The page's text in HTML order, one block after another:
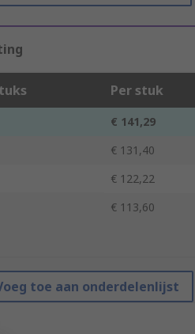
Per stuk
€ 141,29
€ 131,40
€ 122,22
€ 113,60
toe aan onderdelenlijst